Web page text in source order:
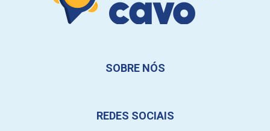
SOBRE NÓS
REDES SOCIAIS